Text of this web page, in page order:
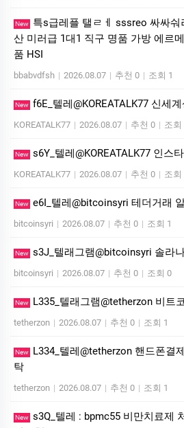
New
특s급레플 탤ㄹㅔ sssreo 싸싸숴
산 미러급 1대1 직구 명품 가방 에르
품 HSI
bbabvdfsh | 2026.08.07 | 추천 0 | 조회 1
New f6E_텔레@KOREATALK77 신세
KOREATALK77 | 2026.08.07 | 추천 0 | 조회
New s6Y_텔레@KOREATALK77 인스
KOREATALK77 | 2026.08.07 | 추천 0 | 조회
New e6I_텔레@bitcoinsyri 테더거래
bitcoinsyri | 2026.08.07 | 추천 0 | 조회 1
New s3J_텔래그램@bitcoinsyri 솔라
bitcoinsyri | 2026.08.07 | 추천 0 | 조회 0
New L335_텔래그램@tetherzon 비트
tetherzon | 2026.08.07 | 추천 0 | 조회 1
New
L334_텔레@tetherzon 핸드폰결
탁
tetherzon | 2026.08.07 | 추천 0 | 조회 1
New s3Q_텔레 : bpmc55 비만치료제